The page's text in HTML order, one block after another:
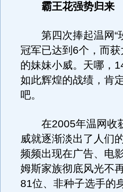
霸王花强势归来
第四次捧起温网“
冠军已达到6个，而
的妹妹小威。天哪，
如此辉煌的战绩，肯
吧。
在2005年温网收获
威就逐渐淡出了人们
频频出现在广告、电
姆斯家族彻底风光不
81位、非种子选手的